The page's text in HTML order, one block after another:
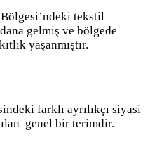
Bölgesi’ndeki tekstil
gelmiş ve bölgede
yaşanmıştır.
farklı ayrılıkçı siyasi
genel bir terimdir.